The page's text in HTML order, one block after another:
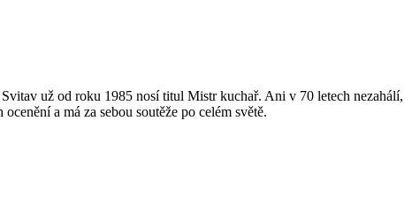
už od roku 1985 nosí titul Mistr kuchař. Ani v 70 letech nezahálí,
a má za sebou soutěže po celém světě.